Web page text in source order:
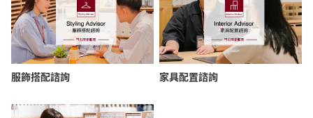
服飾搭配諮詢 家具配置諮詢